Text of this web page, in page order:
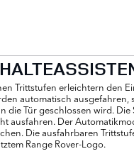
Trittstufen erleichtern den
automatisch
die Tür geschlossen wird.
ausfahren. Der
Die ausfahrbaren
Range Rover-Logo.